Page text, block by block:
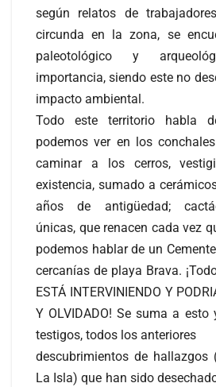
según relatos de
circunda en la zona, se
paleotológico y
importancia, siendo este no
impacto ambiental.
Todo este territorio habla
podemos ver en los
caminar a los cerros,
existencia, sumado a
años de antigüedad;
únicas, que renacen cada vez
podemos hablar de un
cercanías de playa Brava.
ESTÁ INTERVINIENDO Y
Y OLVIDADO! Se suma a
testigos, todos los anteriores
descubrimientos de hallazgos
La Isla) que han sido